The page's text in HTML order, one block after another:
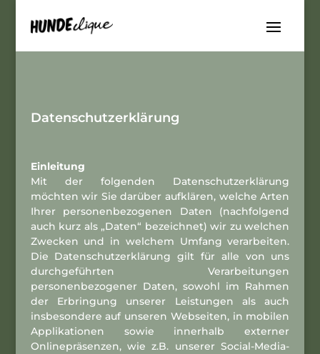
Datenschutzerklärung
Einleitung
Mit der folgenden Datenschutzerklärung
möchten wir Sie darüber aufklären, welche Arten
Ihrer personenbezogenen Daten (nachfolgend
auch kurz als „Daten“ bezeichnet) wir zu welchen
Zwecken und in welchem Umfang verarbeiten.
Die Datenschutzerklärung gilt für alle von uns
durchgeführten Verarbeitungen
personenbezogener Daten, sowohl im Rahmen
der Erbringung unserer Leistungen als auch
insbesondere auf unseren Webseiten, in mobilen
Applikationen sowie innerhalb externer
Onlinepräsenzen, wie z.B. unserer Social-Media-